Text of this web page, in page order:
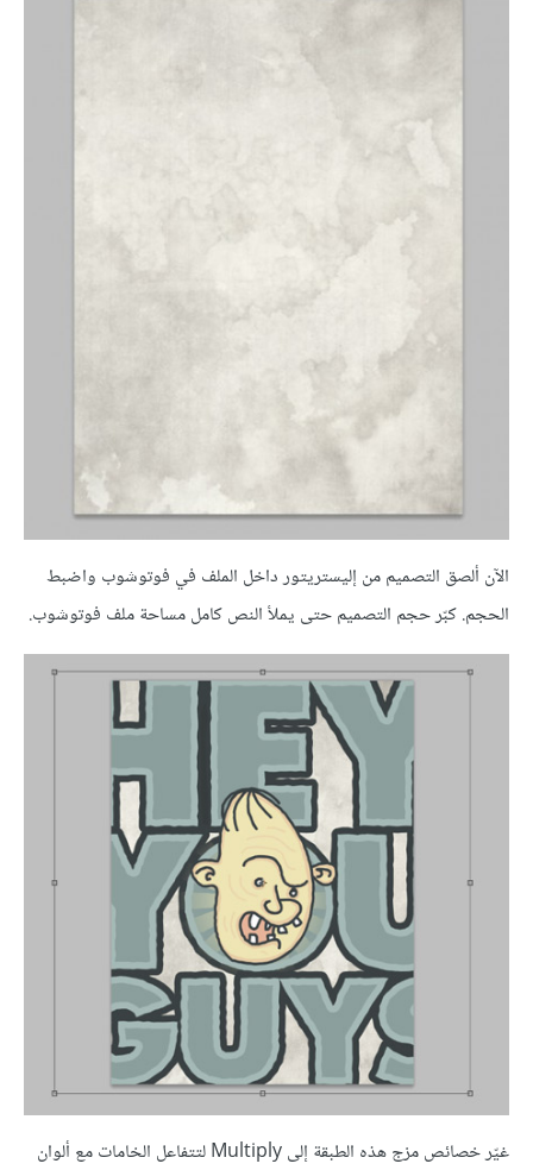
الآن ألصق التصميم من إليستريتور داخل الملف في فوتوشوب واضبط
الحجم. كبّر حجم التصميم حتى يملأ النص كامل مساحة ملف فوتوشوب.
غيّر خصائص مزج هذه الطبقة إلى Multiply لتتفاعل الخامات مع ألوان